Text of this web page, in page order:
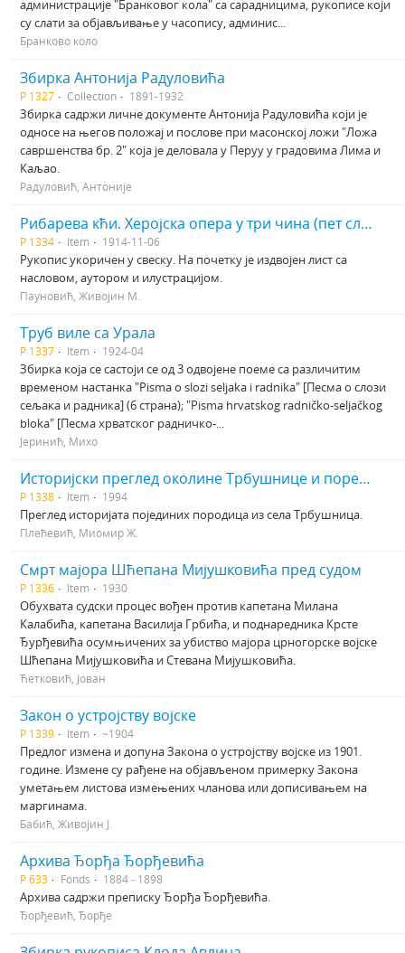
администрације "Бранковог кола" са сарадницима, рукописе који
су слати за објављивање у часопису, админис...
Бранково коло
Збирка Антонија Радуловића
Р 1327 Collection 1891-1932
Збирка садржи личне документе Антонија Радуловића који је
односе на његов положај и послове при масонској ложи "Ложа
савршенства бр. 2" која је деловала у Перуу у градовима Лима и
Каљао.
Радуловић, Антоније
Рибарева кћи. Херојска опера у три чина (пет слика)
Р 1334 Item 1914-11-06
Рукопис укоричен у свеску. На почетку је издвојен лист са
насловом, аутором и илустрацијом.
Пауновић, Живојин М.
Труб виле са Урала
Р 1337 Item 1924-04
Збирка која се састоји се од 3 одвојене поеме са различитим
временом настанка "Pisma o slozi seljaka i radnika" [Песма о слози
сељака и радника] (6 страна); "Pisma hrvatskog radničko-seljačkog
bloka" [Песма хрватског радничко-...
Јеринић, Михо
Историјски преглед околине Трбушнице и порекло становништва Трбушнице Књ.2
Р 1338 Item 1994
Преглед историјата појединих породица из села Трбушница.
Плећевић, Миомир Ж.
Смрт мајора Шћепана Мијушковића пред судом
Р 1336 Item 1930
Обухвата судски процес вођен против капетана Милана
Калабића, капетана Василија Грбића, и поднаредника Крсте
Ђурђевића осумњичених за убиство мајора црногорске војске
Шћепана Мијушковића и Стевана Мијушковића.
Ћетковић, Јован
Закон о устројству војске
Р 1339 Item ~1904
Предлог измена и допуна Закона о устројству војске из 1901.
године. Измене су рађене на објављеном примерку Закона
уметањем листова измењених чланова или дописивањем на
маргинама.
Бабић, Живојин Ј.
Архива Ђорђа Ђорђевића
Р 633 Fonds 1884 - 1898
Архива садржи преписку Ђорђа Ђорђевића.
Ђорђевић, Ђорђе